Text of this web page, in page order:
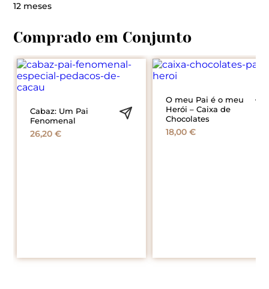
12 meses
Cabaz: Um Pai
Fenomenal
26,20€
O meu Pai é o meu
Herói – Caixa de
Chocolates
18,00€